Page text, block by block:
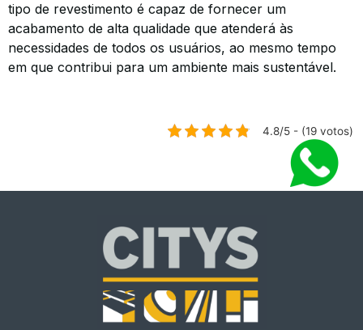
tipo de revestimento é capaz de fornecer um
acabamento de alta qualidade que atenderá às
necessidades de todos os usuários, ao mesmo tempo
em que contribui para um ambiente mais sustentável.
4.8/5 - (19 votos)